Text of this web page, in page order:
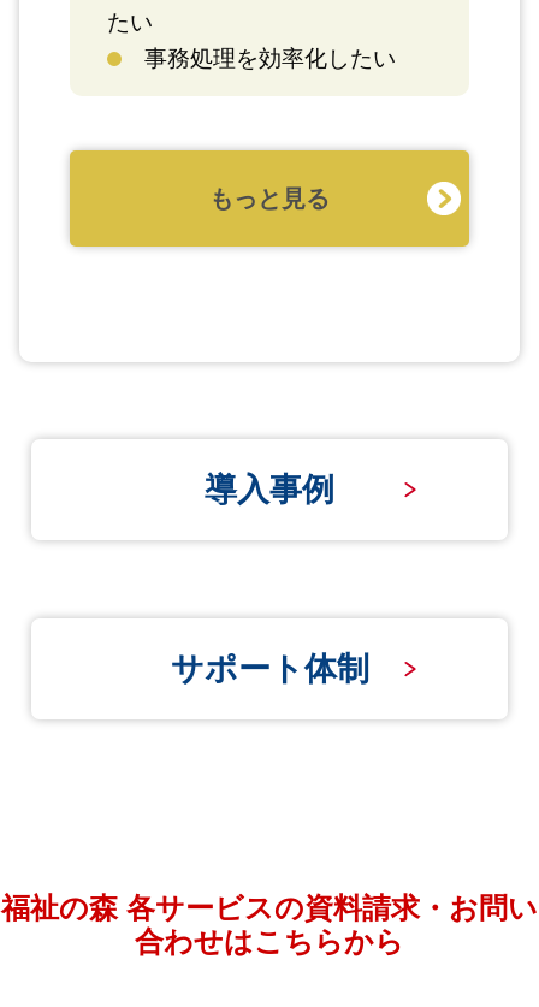
たい
事務処理を効率化したい
もっと見る
導入事例
サポート体制
福祉の森 各サービスの資料請求・お問い
合わせはこちらから